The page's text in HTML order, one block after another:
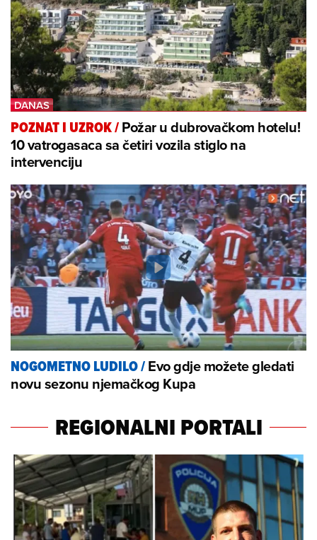
POZNAT I UZROK/Požar u dubrovačkom hotelu!
10 vatrogasaca sa četiri vozila stiglo na
intervenciju
NOGOMETNO LUDILO/Evo gdje možete gledati
novu sezonu njemačkog Kupa
REGIONALNI PORTALI